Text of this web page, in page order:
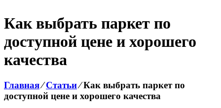
Как выбрать паркет по
доступной цене и хорошего
качества
Главная⁄Статьи⁄Как выбрать паркет по
доступной цене и хорошего качества